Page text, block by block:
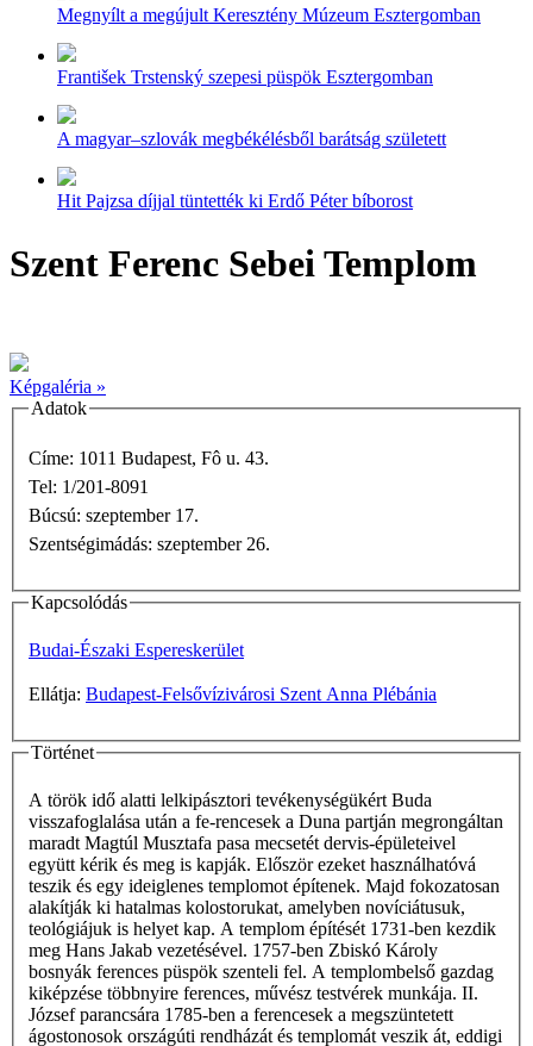
Megnyílt a megújult Keresztény Múzeum Esztergomban
František Trstenský szepesi püspök Esztergomban
A magyar–szlovák megbékélésből barátság született
Hit Pajzsa díjjal tüntették ki Erdő Péter bíborost
Szent Ferenc Sebei Templom
Képgaléria »
Adatok
Címe: 1011 Budapest, Fô u. 43.
Tel: 1/201-8091
Búcsú: szeptember 17.
Szentségimádás: szeptember 26.
Kapcsolódás
Budai-Északi Espereskerület
Ellátja: Budapest-Felsővízivárosi Szent Anna Plébánia
Történet
A török idő alatti lelkipásztori tevékenységükért Buda
visszafoglalása után a fe-rencesek a Duna partján megrongáltan
maradt Magtúl Musztafa pasa mecsetét dervis-épületeivel
együtt kérik és meg is kapják. Először ezeket használhatóvá
teszik és egy ideiglenes templomot építenek. Majd fokozatosan
alakítják ki hatalmas kolostorukat, amelyben novíciátusuk,
teológiájuk is helyet kap. A templom építését 1731-ben kezdik
meg Hans Jakab vezetésével. 1757-ben Zbiskó Károly
bosnyák ferences püspök szenteli fel. A templombelső gazdag
kiképzése többnyire ferences, művész testvérek munkája. II.
József parancsára 1785-ben a ferencesek a megszüntetett
ágostonosok országúti rendházát és templomát veszik át, eddigi